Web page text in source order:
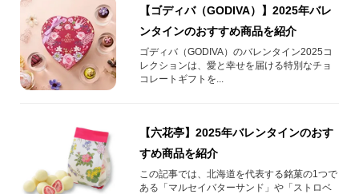
【ゴディバ（GODIVA）】2025年バレ
ンタインのおすすめ商品を紹介
ゴディバ（GODIVA）のバレンタイン2025コ
レクションは、愛と幸せを届ける特別なチョ
コレートギフトを...
【六花亭】2025年バレンタインのおす
すめ商品を紹介
この記事では、北海道を代表する銘菓の1つで
ある「マルセイバターサンド」や「ストロベ